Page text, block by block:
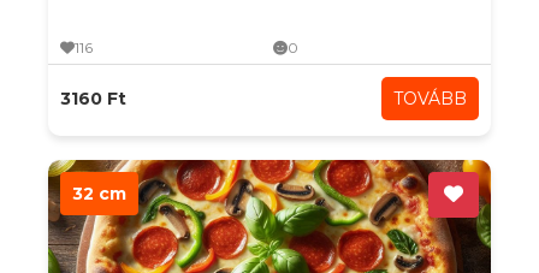
116 0
3160 Ft TOVÁBB
32 cm